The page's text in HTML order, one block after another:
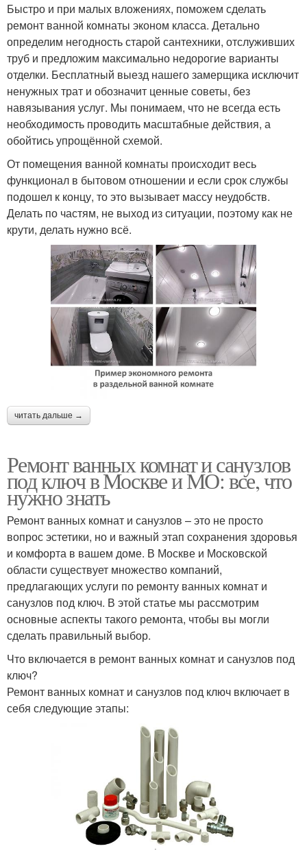
Быстро и при малых вложениях, поможем сделать
ремонт ванной комнаты эконом класса. Детально
определим негодность старой сантехники, отслуживших
труб и предложим максимально недорогие варианты
отделки. Бесплатный выезд нашего замерщика исключит
ненужных трат и обозначит ценные советы, без
навязывания услуг. Мы понимаем, что не всегда есть
необходимость проводить масштабные действия, а
обойтись упрощённой схемой.
От помещения ванной комнаты происходит весь
функционал в бытовом отношении и если срок службы
подошел к концу, то это вызывает массу неудобств.
Делать по частям, не выход из ситуации, поэтому как не
крути, делать нужно всё.
читать дальше →
Ремонт ванных комнат и санузлов
под ключ в Москве и МО: все, что
нужно знать
Ремонт ванных комнат и санузлов – это не просто
вопрос эстетики, но и важный этап сохранения здоровья
и комфорта в вашем доме. В Москве и Московской
области существует множество компаний,
предлагающих услуги по ремонту ванных комнат и
санузлов под ключ. В этой статье мы рассмотрим
основные аспекты такого ремонта, чтобы вы могли
сделать правильный выбор.
Что включается в ремонт ванных комнат и санузлов под
ключ?
Ремонт ванных комнат и санузлов под ключ включает в
себя следующие этапы: